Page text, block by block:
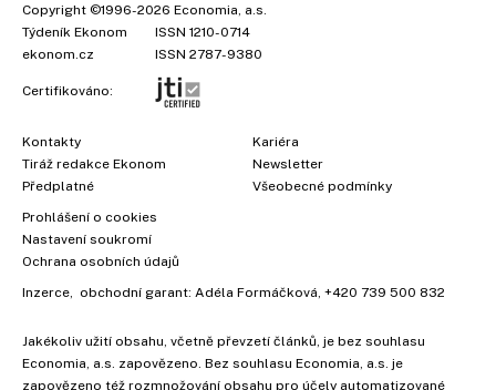
Copyright ©1996-2026 Economia, a.s.
Týdeník Ekonom
ISSN 1210-0714
ekonom.cz
ISSN 2787-9380
Certifikováno:
Kontakty
Tiráž redakce Ekonom
Předplatné
Kariéra
Newsletter
Všeobecné podmínky
Prohlášení o cookies
Nastavení soukromí
Ochrana osobních údajů
Inzerce , obchodní garant: Adéla Formáčková +420 739 500 832
Jakékoliv užití obsahu, včetně převzetí článků, je bez souhlasu
Economia, a.s. zapovězeno. Bez souhlasu Economia, a.s. je
zapovězeno též rozmnožování obsahu pro účely automatizované